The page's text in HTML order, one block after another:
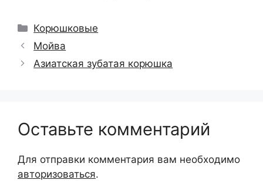
Рубрики
Корюшковые
Мойва
Азиатская зубатая корюшка
Оставьте комментарий
Для отправки комментария вам необходимо
авторизоваться.